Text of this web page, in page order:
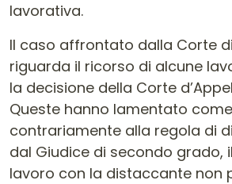
lavorativa.
Il caso affrontato dalla Corte
riguarda il ricorso di alcune
la decisione della Corte
Queste hanno lamentato
contrariamente alla regola di
dal Giudice di secondo grado,
lavoro con la distaccante non